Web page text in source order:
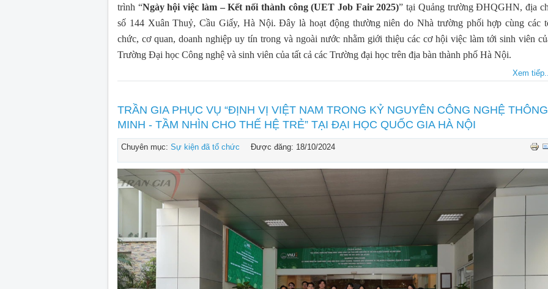
trình “Ngày hội việc làm – Kết nối thành công (UET Job Fair 2025)” tại Quảng trường ĐHQGHN, địa
số 144 Xuân Thuỷ, Cầu Giấy, Hà Nội. Đây là hoạt động thường niên do Nhà trường phối hợp cùng các
chức, cơ quan, doanh nghiệp uy tín trong và ngoài nước nhằm giới thiệu các cơ hội việc làm tới sinh viên
Trường Đại học Công nghệ và sinh viên của tất cả các Trường đại học trên địa bàn thành phố Hà Nội.
Xem
TRẦN GIA PHỤC VỤ “ĐỊNH VỊ VIỆT NAM TRONG KỶ NGUYÊN CÔNG NGHỆ THÔNG
MINH - TẦM NHÌN CHO THẾ HỆ TRẺ” TẠI ĐẠI HỌC QUỐC GIA HÀ NỘI
Chuyên mục: Sự kiện đã tổ chức Được đăng: 18/10/2024